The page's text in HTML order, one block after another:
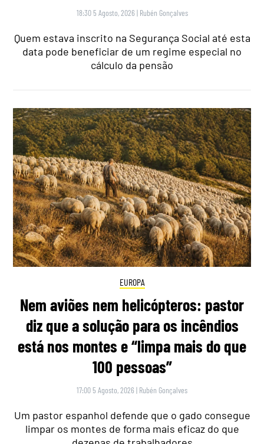
18:30 5 Agosto, 2026 | Rubén Gonçalves
Quem estava inscrito na Segurança Social até esta
data pode beneficiar de um regime especial no
cálculo da pensão
EUROPA
Nem aviões nem helicópteros: pastor
diz que a solução para os incêndios
está nos montes e “limpa mais do que
100 pessoas”
17:00 5 Agosto, 2026 | Rubén Gonçalves
Um pastor espanhol defende que o gado consegue
limpar os montes de forma mais eficaz do que